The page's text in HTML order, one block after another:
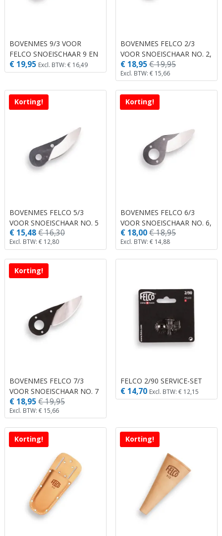
BOVENMES 9/3 VOOR
FELCO SNOEISCHAAR 9 EN
10
€ 19,95 Excl. BTW: € 16,49
BOVENMES FELCO 2/3
VOOR SNOEISCHAAR NO. 2,
4, 11 EN 400.
€ 18,95€ 19,95
Excl. BTW: € 15,66
Korting!
BOVENMES FELCO 5/3
VOOR SNOEISCHAAR NO. 5
EN 160L
€ 15,48€ 16,30
Excl. BTW: € 12,80
Korting!
BOVENMES FELCO 6/3
VOOR SNOEISCHAAR NO. 6,
12.
€ 18,00€ 18,95
Excl. BTW: € 14,88
Korting!
BOVENMES FELCO 7/3
VOOR SNOEISCHAAR NO. 7
EN 8.
€ 18,95€ 19,95
Excl. BTW: € 15,66
FELCO 2/90 SERVICE-SET
€ 14,70 Excl. BTW: € 12,15
Korting! Korting!